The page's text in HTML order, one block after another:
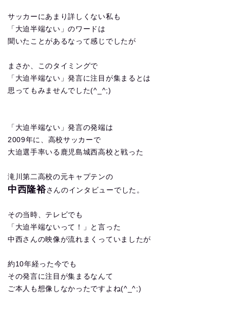
サッカーにあまり詳しくない私も
「大迫半端ない」のワードは
聞いたことがあるなって感じでしたが
まさか、このタイミングで
「大迫半端ない」発言に注目が集まるとは
思ってもみませんでした(^_^;)
「大迫半端ない」発言の発端は
2009年に、高校サッカーで
大迫選手率いる鹿児島城西高校と戦った
滝川第二高校の元キャプテンの
中西隆裕さんのインタビューでした。
その当時、テレビでも
「大迫半端ないって！」と言った
中西さんの映像が流れまくっていましたが
約10年経った今でも
その発言に注目が集まるなんて
ご本人も想像しなかったですよね(^_^;)